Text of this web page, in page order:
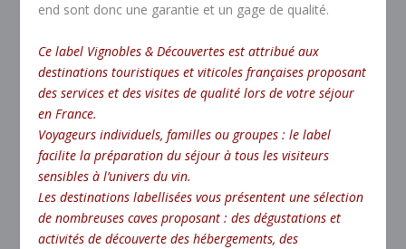
end sont donc une garantie et un gage de qualité.
Ce label Vignobles & Découvertes est attribué aux
destinations touristiques et viticoles françaises proposant
des services et des visites de qualité lors de votre séjour
en France.
Voyageurs individuels, familles ou groupes : le label
facilite la préparation du séjour à tous les visiteurs
sensibles à l’univers du vin.
Les destinations labellisées vous présentent une sélection
de nombreuses caves proposant : des dégustations et
activités de découverte des hébergements, des